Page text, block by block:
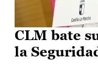
CLM bate
la